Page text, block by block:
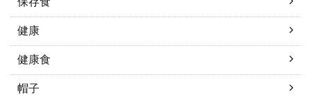
健康
健康食
帽子